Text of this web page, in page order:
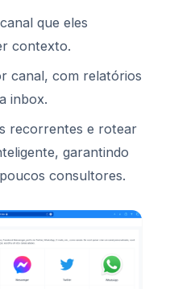
que eles
contexto.
canal, com relatórios
inbox.
recorrentes e rotear
garantindo
consultores.